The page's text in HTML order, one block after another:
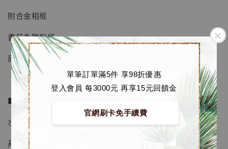
單筆訂單滿5件 享98折優惠
登入會員 每3000元 再享15元回饋金
官網刷卡免手續費
【店內現貨】海賊王 系列蒐藏雕像 布魯克達
摩 [7STARS Studio]
NT$ 1,500
NT$ 1,870
- +
附合金相框
畫芯為雅粉紙
原裝油墨
■ 地毯商品介紹：
水晶絨材質
尺寸A約 80x120 cm